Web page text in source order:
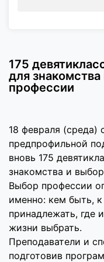
175
для
профессии
18 февраля (среда)
предпрофильной
вновь 175
знакомства и
Выбор профессии
именно: кем быть,
принадлежать, где
жизни выбрать.
Преподаватели и
подготовив